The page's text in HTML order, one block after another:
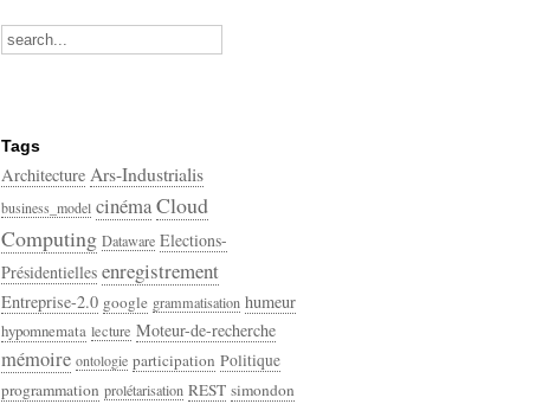
Tags
Architecture Ars-Industrialis
business_model cinémaCloud
Computing Dataware Elections-
Présidentielles enregistrement
Entreprise-2.0 google grammatisation humeur
hypomnemata lecture Moteur-de-recherche
mémoire ontologie participation Politique
programmation prolétarisation REST simondon